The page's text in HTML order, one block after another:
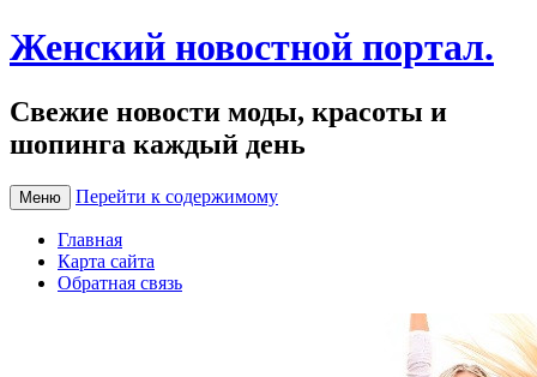
Женский новостной портал.
Свежие новости моды, красоты и
шопинга каждый день
Меню Перейти к содержимому
Главная
Карта сайта
Обратная связь